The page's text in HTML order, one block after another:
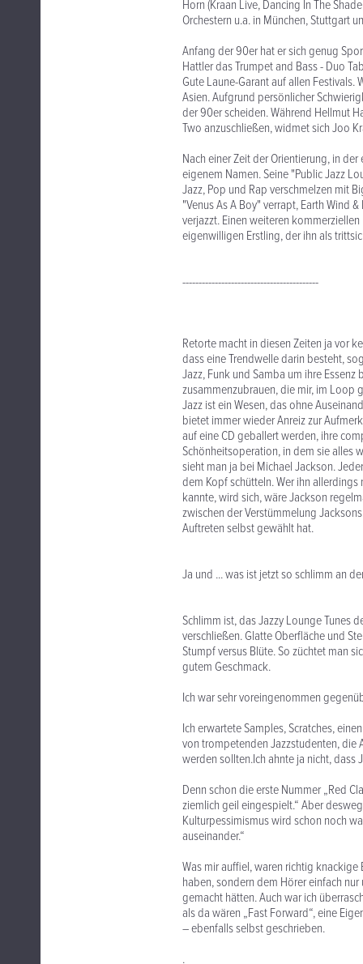
Horn (Kraan Live, Dancing In The
Orchestern u.a. in München, Stuttgart
Anfang der 90er hat er sich genug
Hattler das Trumpet and Bass - Duo
Gute Laune-Garant auf allen
Asien. Aufgrund persönlicher
der 90er scheiden. Während Hellmut
Two anzuschließen, widmet sich Joo
Nach einer Zeit der Orientierung, in
eigenem Namen. Seine "Public Jazz
Jazz, Pop und Rap verschmelzen mit
"Venus As A Boy" verrapt, Earth Wind
verjazzt. Einen weiteren
eigenwilligen Erstling, der ihn als
------------------------------------------
Retorte macht in diesen Zeiten ja vor
dass eine Trendwelle darin besteht,
Jazz, Funk und Samba um ihre
zusammenzubrauen, die mir, im Loop
Jazz ist ein Wesen, das ohne
bietet immer wieder Anreiz zur
auf eine CD geballert werden, ihre
Schönheitsoperation, in dem sie alles
sieht man ja bei Michael Jackson.
dem Kopf schütteln. Wer ihn
kannte, wird sich, wäre Jackson
zwischen der Verstümmelung
Auftreten selbst gewählt hat.
Ja und ... was ist jetzt so schlimm an
Schlimm ist, das Jazzy Lounge Tunes
verschließen. Glatte Oberfläche und
Stumpf versus Blüte. So züchtet man
gutem Geschmack.
Ich war sehr voreingenommen
Ich erwartete Samples, Scratches,
von trompetenden Jazzstudenten, die
werden sollten.Ich ahnte ja nicht,
Denn schon die erste Nummer „Red
ziemlich geil eingespielt.“ Aber
Kulturpessimismus wird schon noch
auseinander.“
Was mir auffiel, waren richtig
haben, sondern dem Hörer einfach
gemacht hätten. Auch war ich
als da wären „Fast Forward“, eine
– ebenfalls selbst geschrieben.
.